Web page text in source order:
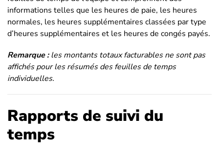
informations telles que les heures de paie, les heures
normales, les heures supplémentaires classées par type
d’heures supplémentaires et les heures de congés payés.
Remarque :les montants totaux facturables ne sont pas
affichés pour les résumés des feuilles de temps
individuelles.
Rapports de suivi du
temps